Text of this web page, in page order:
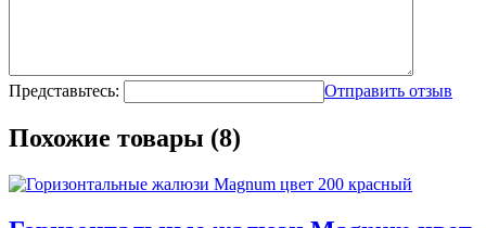
Представьтесь: Отправить отзыв
Похожие товары (8)